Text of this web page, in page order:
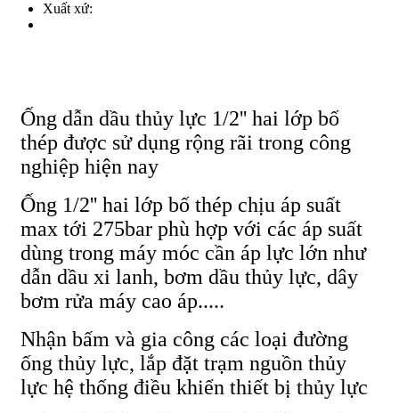
Xuất xứ:
Ống dẫn dầu thủy lực 1/2'' hai lớp bố
thép được sử dụng rộng rãi trong công
nghiệp hiện nay
Ống 1/2'' hai lớp bố thép chịu áp suất
max tới 275bar phù hợp với các áp suất
dùng trong máy móc cần áp lực lớn như
dẫn dầu xi lanh, bơm dầu thủy lực, dây
bơm rửa máy cao áp.....
Nhận bấm và gia công các loại đường
ống thủy lực, lắp đặt trạm nguồn thủy
lực hệ thống điều khiển thiết bị thủy lực